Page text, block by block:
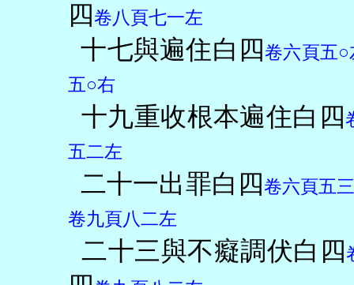
四 卷八頁七一左
十七與遍住白四 卷六頁五○
五○右
十九重收根本遍住白四
五二左
二十一出罪白四 卷六頁五
卷九頁八二左
二十三與不癡調伏白四